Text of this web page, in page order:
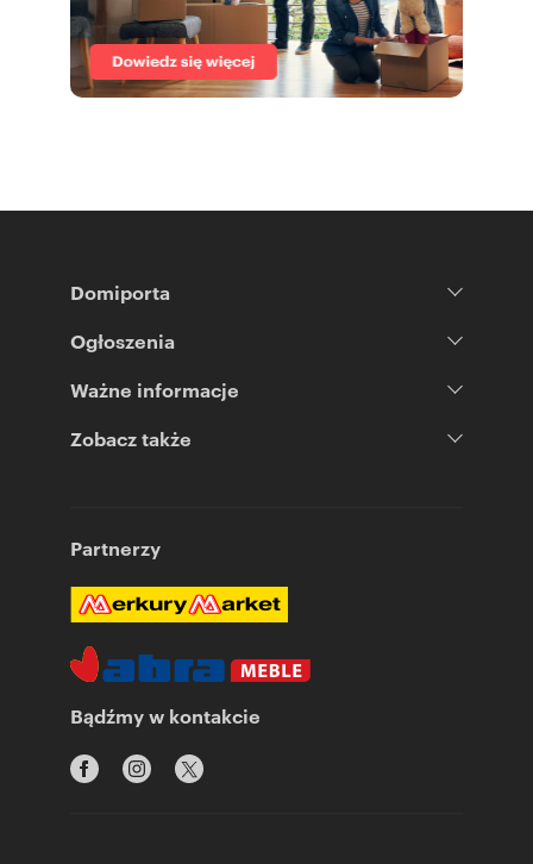
Domiporta
Ogłoszenia
Ważne informacje
Zobacz także
Partnerzy
Bądźmy w kontakcie